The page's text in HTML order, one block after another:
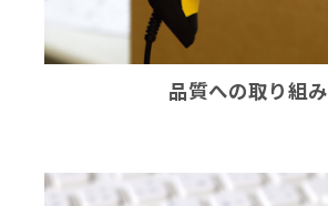
品質への取り組み